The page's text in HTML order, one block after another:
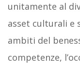
unitamente al
asset culturali e
ambiti del
competenze,